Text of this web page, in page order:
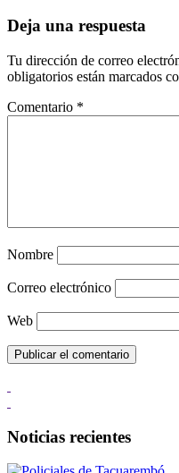
Deja una respuesta
Tu dirección de correo
obligatorios están marcados
Comentario *
Nombre
Correo electrónico
Web
Noticias recientes